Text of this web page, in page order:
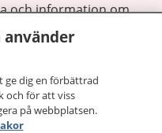
och information om
du kan kontakta.
och göra dina
1177 för
bättre.
använder
ge dig en förbättrad
och för att viss
på webbplatsen.